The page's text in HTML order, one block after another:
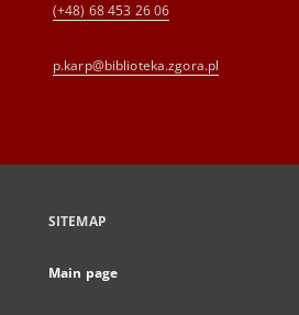
(+48) 68 453 26 06
p.karp@biblioteka.zgora.pl
SITEMAP
Main page